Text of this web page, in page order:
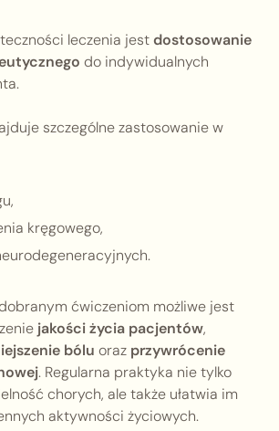
leczenia jestdostosowanie
do indywidualnych
szczególne zastosowanie w
kręgowego,
ćwiczeniom możliwe jest
jakości życia pacjentów,
bólu oraz przywrócenie
. Regularna praktyka nie tylko
chorych, ale także ułatwia im
aktywności życiowych.